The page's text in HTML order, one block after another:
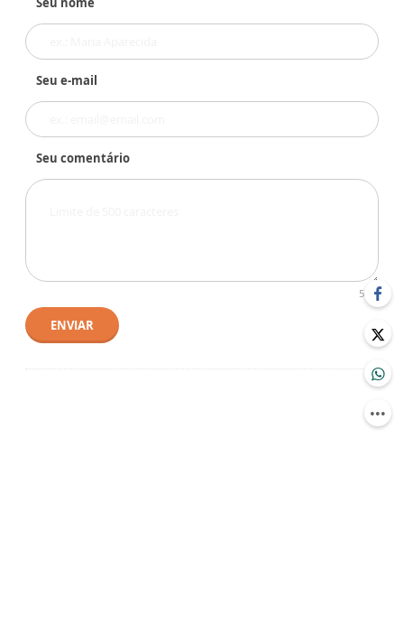
Seu e-mail
Seu comentário
500
ENVIAR